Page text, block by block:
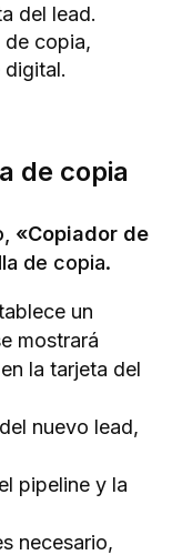
del lead.
de copia,
digital.
de copia
«Copiador de
de copia.
un
mostrará
la tarjeta del
nuevo lead,
pipeline y la
necesario,